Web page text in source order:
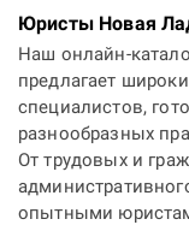
Юристы Новая
Наш онлайн-
предлагает
специалистов,
разнообразных
От трудовых и
опытными